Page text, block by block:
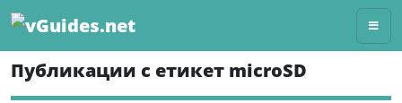
Skip
content
Публикации с етикет microSD